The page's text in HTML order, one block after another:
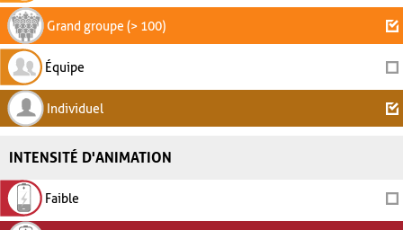
Grand groupe (> 100)
Équipe
Individuel
INTENSITÉ D'ANIMATION
Faible